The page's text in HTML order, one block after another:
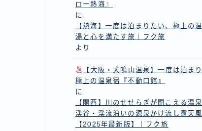
ロー熱海』
に
【熱海】一度は泊まりたい、極上の温
湯と心を満たす旅｜フク旅
より
【大阪・犬鳴山温泉】一度は泊まり
極上の温泉宿『不動口館』
に
【関西】川のせせらぎが聞こえる温
渓谷・渓流沿いの源泉かけ流し露天
【2025年最新版】｜フク旅